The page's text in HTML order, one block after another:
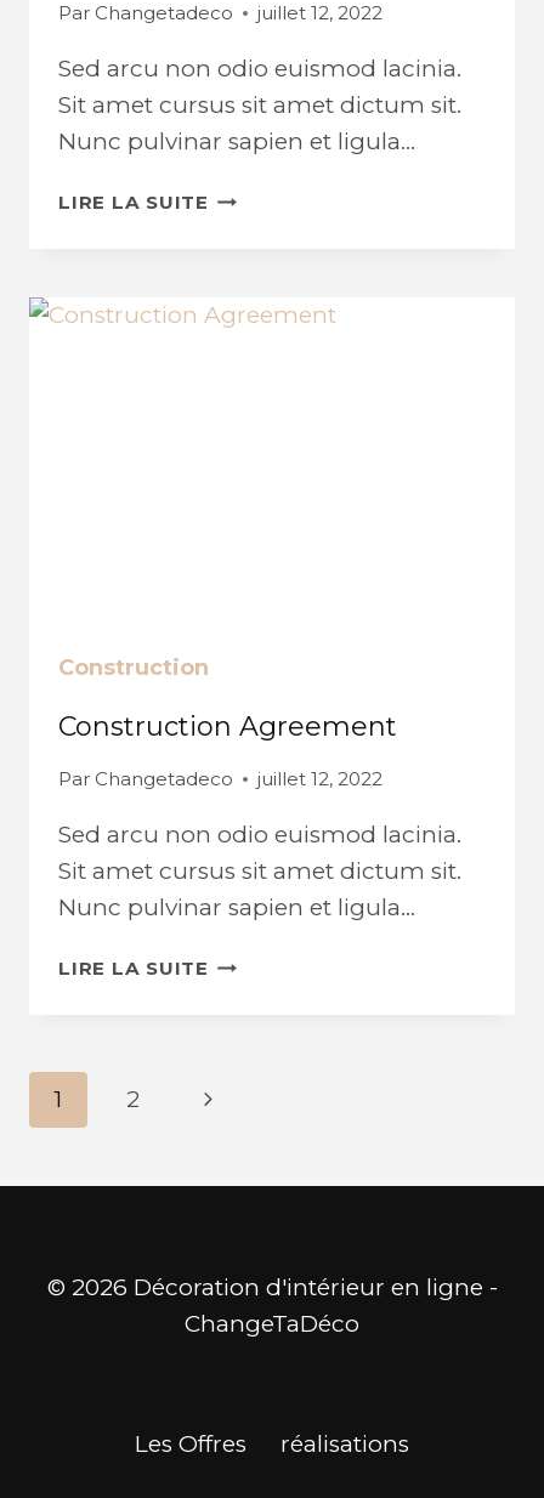
Par Changetadeco juillet 12, 2022
Sed arcu non odio euismod lacinia.
Sit amet cursus sit amet dictum sit.
Nunc pulvinar sapien et ligula…
LIRE LA SUITE PERFECT
Construction
Construction Agreement
Par Changetadeco juillet 12, 2022
Sed arcu non odio euismod lacinia.
Sit amet cursus sit amet dictum sit.
Nunc pulvinar sapien et ligula…
LIRE LA SUITE CONSTRUCTION
Page
1 2
Next
© 2026 Décoration d'intérieur en ligne -
ChangeTaDéco
Les Offres réalisations